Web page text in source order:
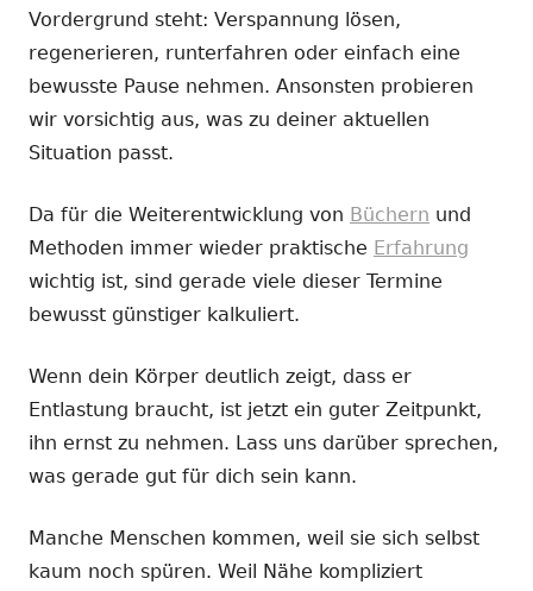
Vordergrund steht: Verspannung lösen,
regenerieren, runterfahren oder einfach eine
bewusste Pause nehmen. Ansonsten probieren
wir vorsichtig aus, was zu deiner aktuellen
Situation passt.
Da für die Weiterentwicklung von Büchern und
Methoden immer wieder praktische Erfahrung
wichtig ist, sind gerade viele dieser Termine
bewusst günstiger kalkuliert.
Wenn dein Körper deutlich zeigt, dass er
Entlastung braucht, ist jetzt ein guter Zeitpunkt,
ihn ernst zu nehmen. Lass uns darüber sprechen,
was gerade gut für dich sein kann.
Manche Menschen kommen, weil sie sich selbst
kaum noch spüren. Weil Nähe kompliziert